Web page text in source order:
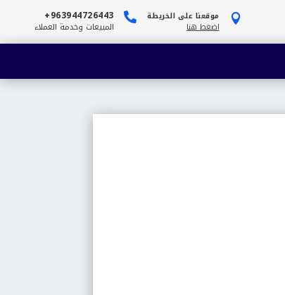
 موقعنا على الخريطة
اضغط هنا

963944726443+
المبيعات وخدمة العملاء